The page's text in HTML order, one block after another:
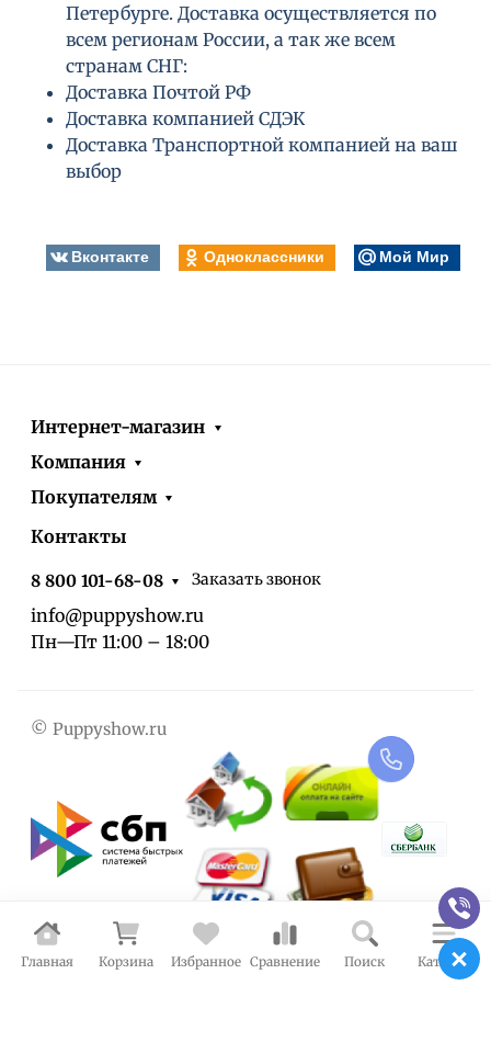
Главная Корзина Избранное Сравнение Поиск Каталог
Петербурге. Доставка осуществляется по
всем регионам России, а так же всем
странам СНГ:
Доставка Почтой РФ
Доставка компанией СДЭК
Доставка Транспортной компанией на ваш
выбор
Вконтакте Одноклассники Мой Мир
Интернет-магазин
Компания
Покупателям
Контакты
8 800 101-68-08 Заказать звонок
info@puppyshow.ru
Пн—Пт 11:00 – 18:00
© Puppyshow.ru